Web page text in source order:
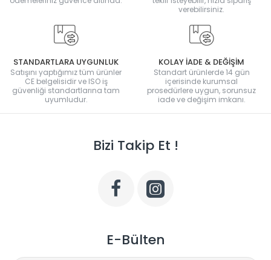
verebilirsiniz.
STANDARTLARA UYGUNLUK
Satışını yaptığımız tüm ürünler
CE belgelisidir ve ISO iş
güvenliği standartlarına tam
uyumludur.
KOLAY İADE & DEĞİŞİM
Standart ürünlerde 14 gün
içerisinde kurumsal
prosedürlere uygun, sorunsuz
iade ve değişim imkanı.
Bizi Takip Et !
E-Bülten